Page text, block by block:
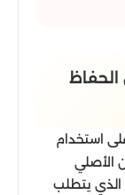
استخدام
الأصلي
الذي يتطلب